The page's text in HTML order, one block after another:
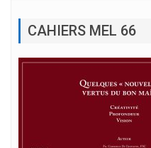
CAHIERS MEL 66